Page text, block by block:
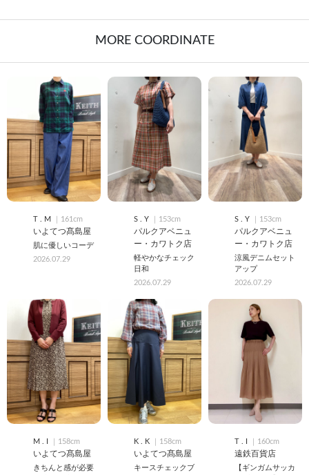
MORE COORDINATE
T . M ｜161cm
いよてつ髙島屋
肌に優しいコーデ
2026.07.29
S . Y ｜153cm
パルクアベニュ
ー・カワトク店
軽やかなチェック
日和
2026.07.29
S . Y ｜153cm
パルクアベニュ
ー・カワトク店
涼風デニムセット
アップ
2026.07.29
M . I ｜158cm
いよてつ髙島屋
きちんと感が必要
K . K ｜158cm
いよてつ髙島屋
キースチェックブ
T . I ｜160cm
遠鉄百貨店
【ギンガムサッカ